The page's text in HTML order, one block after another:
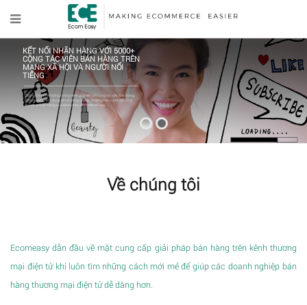
KẾT NỐI NHÃN HÀNG VỚI 5000+
CỘNG TÁC VIÊN BÁN HÀNG TRÊN
MẠNG XÃ HỘI VÀ NGƯỜI NỔI
TIẾNG
Chúng tôi có hệ thống thông minh giúp kết nối Cộng tác viên bán hàng
trên mạng xã hội và người nổi tiếng với các thương hiệu uy tín để tăng
doanh số bán hàng qua kênh phân phối mới mẻ này.
Về chúng tôi
Ecomeasy dẫn đầu về mặt cung cấp giải pháp bán hàng trên kênh thương
mại điện tử khi luôn tìm những cách mới mẻ để giúp các doanh nghiệp bán
hàng thương mại điện tử dễ dàng hơn.